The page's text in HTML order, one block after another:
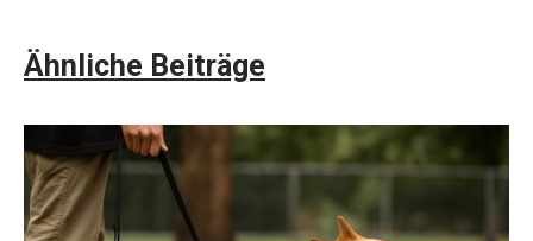
Ähnliche Beiträge